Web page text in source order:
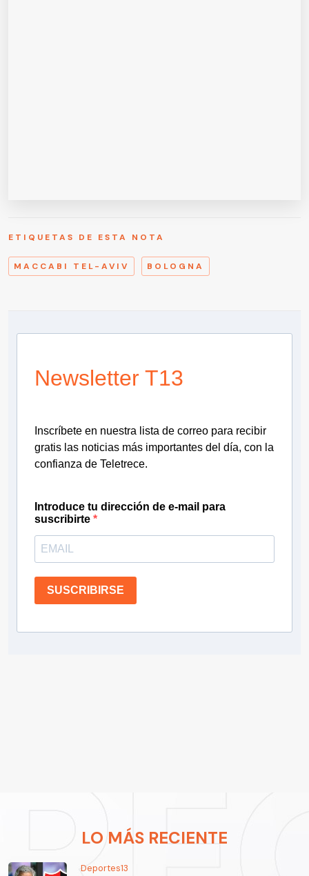
ETIQUETAS DE ESTA NOTA
MACCABI TEL-AVIV BOLOGNA
Newsletter T13
Inscríbete en nuestra lista de correo para recibir
gratis las noticias más importantes del día, con la
confianza de Teletrece.
Introduce tu dirección de e-mail para
suscribirte
SUSCRIBIRSE
LO MÁS RECIENTE
Deportes13